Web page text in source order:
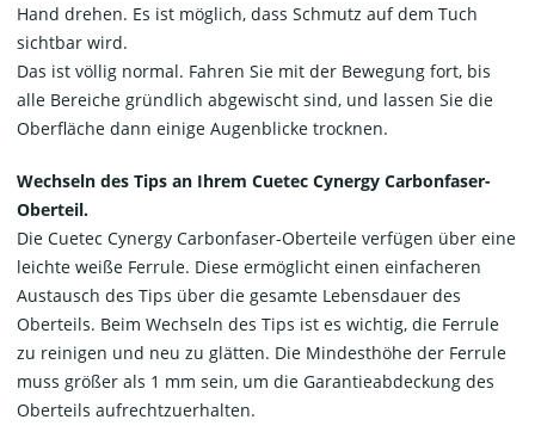
Hand drehen. Es ist möglich, dass Schmutz auf dem Tuch
sichtbar wird.
Das ist völlig normal. Fahren Sie mit der Bewegung fort, bis
alle Bereiche gründlich abgewischt sind, und lassen Sie die
Oberfläche dann einige Augenblicke trocknen.
Wechseln des Tips an Ihrem Cuetec Cynergy Carbonfaser-
Oberteil.
Die Cuetec Cynergy Carbonfaser-Oberteile verfügen über eine
leichte weiße Ferrule. Diese ermöglicht einen einfacheren
Austausch des Tips über die gesamte Lebensdauer des
Oberteils. Beim Wechseln des Tips ist es wichtig, die Ferrule
zu reinigen und neu zu glätten. Die Mindesthöhe der Ferrule
muss größer als 1 mm sein, um die Garantieabdeckung des
Oberteils aufrechtzuerhalten.